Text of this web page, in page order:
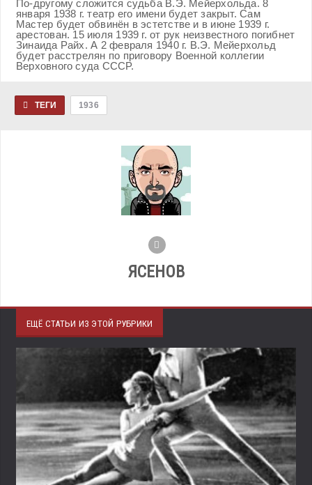
По-другому сложится судьба В.Э. Мейерхольда. 8
января 1938 г. театр его имени будет закрыт. Сам
Мастер будет обвинён в эстетстве и в июне 1939 г.
арестован. 15 июля 1939 г. от рук неизвестного погибнет
Зинаида Райх. А 2 февраля 1940 г. В.Э. Мейерхольд
будет расстрелян по приговору Военной коллегии
Верховного суда СССР.
ТЕГИ 1936
ЯСЕНОВ
ЕЩЁ СТАТЬИ ИЗ ЭТОЙ РУБРИКИ